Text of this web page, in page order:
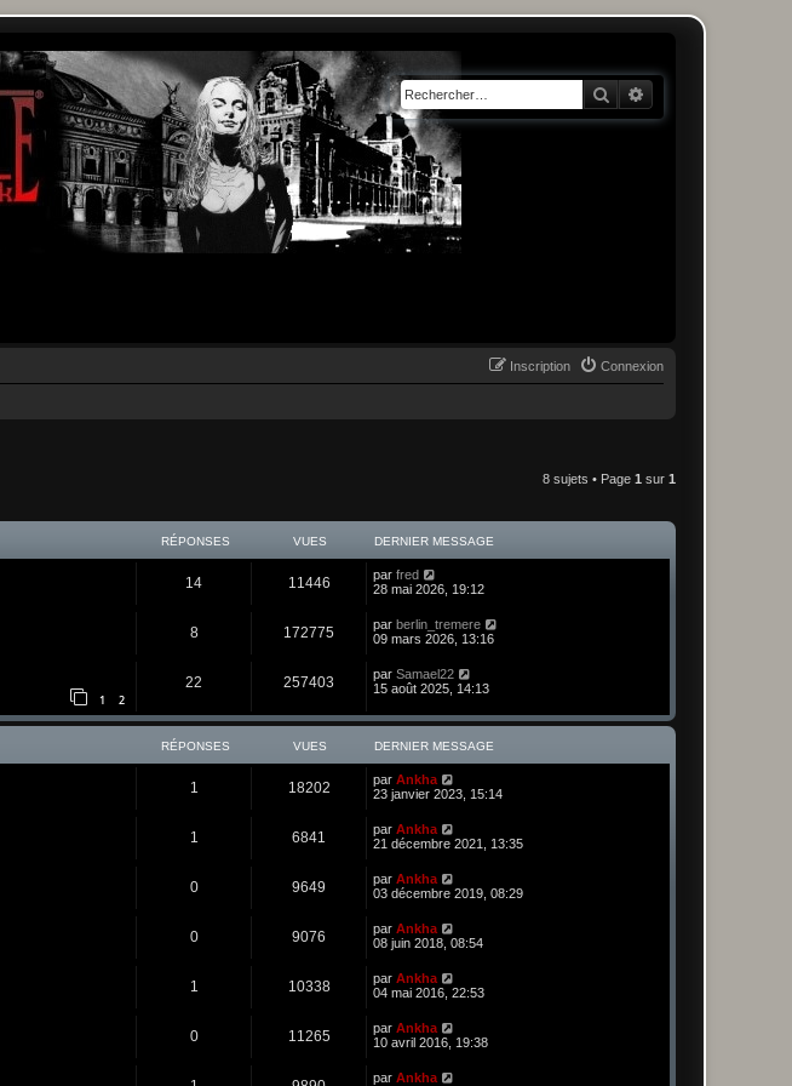
Rechercher
Connexion
Inscription
8 sujets • Page 1 sur 1
RÉPONSES VUES DERNIER MESSAGE
14 11446 par fred
28 mai 2026, 19:12
8 172775 par berlin_tremere
09 mars 2026, 13:16
1 2
22 257403 par Samael22
15 août 2025, 14:13
RÉPONSES VUES DERNIER MESSAGE
1 18202 par Ankha
23 janvier 2023, 15:14
1 6841 par Ankha
21 décembre 2021, 13:35
0 9649 par Ankha
03 décembre 2019, 08:29
0 9076 par Ankha
08 juin 2018, 08:54
1 10338 par Ankha
04 mai 2016, 22:53
0 11265 par Ankha
10 avril 2016, 19:38
par Ankha